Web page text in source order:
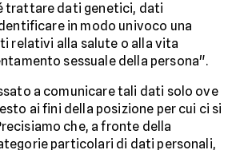
trattare dati genetici, dati
in modo univoco una
relativi alla salute o alla vita
sessuale della persona".
a comunicare tali dati solo ove
ai fini della posizione per cui ci si
che, a fronte della
particolari di dati personali,